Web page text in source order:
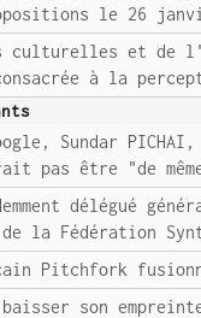
le 26
culturelles et de
à la
Sundar
pas être "de
délégué
de la Fédération
Pitchfork
son